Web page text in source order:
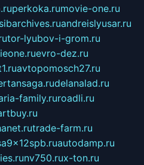
perkoka.rumovie-one.ru
sibarchives.ruandreislyusar.ru
tor-lyubov-i-grom.ru
evro-dez.ru
avtopomosch27.ru
delanalad.ru
family.ruroadli.ru
trade-farm.ru
autodamp.ru
nv750.rux-ton.ru